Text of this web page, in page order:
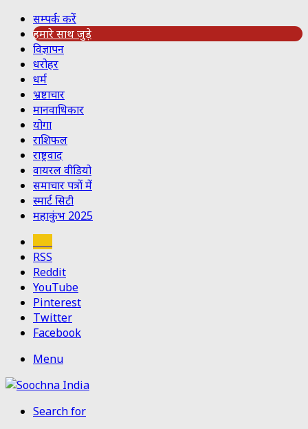
सम्पर्क करें
हमारे साथ जुड़े
विज्ञापन
धरोहर
धर्म
भ्रष्टाचार
मानवाधिकार
योगा
राशिफल
राष्ट्रवाद
वायरल वीडियो
समाचार पत्रों में
स्मार्ट सिटी
महाकुंभ 2025
RSS
Reddit
YouTube
Pinterest
Twitter
Facebook
Menu
Search for